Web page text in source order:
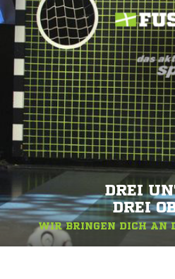
DREI
DREI
WIR BRINGEN DICH AN